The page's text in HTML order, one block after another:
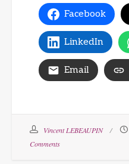
Facebook
LinkedIn
Email
Vincent LEBEAUPIN
Comments